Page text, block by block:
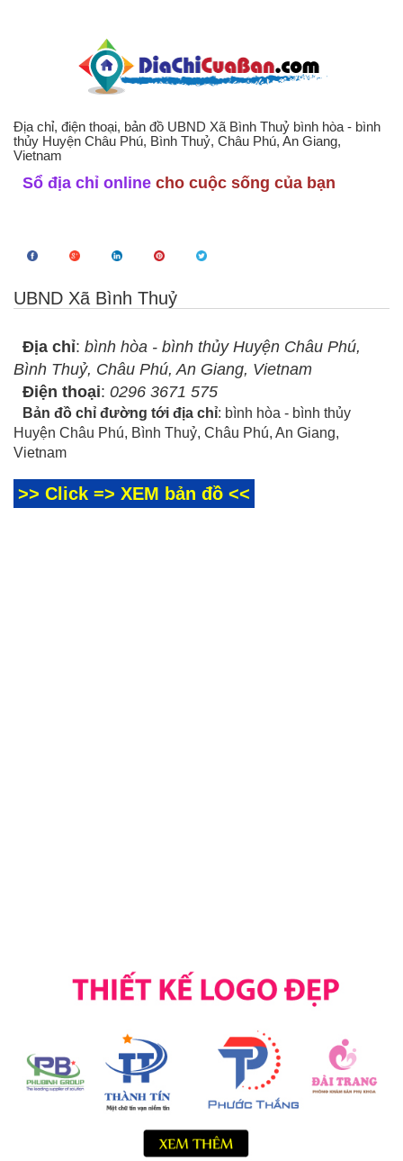
Địa chỉ, điện thoại, bản đồ UBND Xã Bình Thuỷ bình hòa - bình
thủy Huyện Châu Phú, Bình Thuỷ, Châu Phú, An Giang,
Vietnam
Sổ địa chỉ online cho cuộc sống của bạn
UBND Xã Bình Thuỷ
Địa chỉ: bình hòa - bình thủy Huyện Châu Phú,
Bình Thuỷ, Châu Phú, An Giang, Vietnam
Điện thoại: 0296 3671 575
Bản đồ chỉ đường tới địa chỉ: bình hòa - bình thủy
Huyện Châu Phú, Bình Thuỷ, Châu Phú, An Giang,
Vietnam
>> Click => XEM bản đồ <<